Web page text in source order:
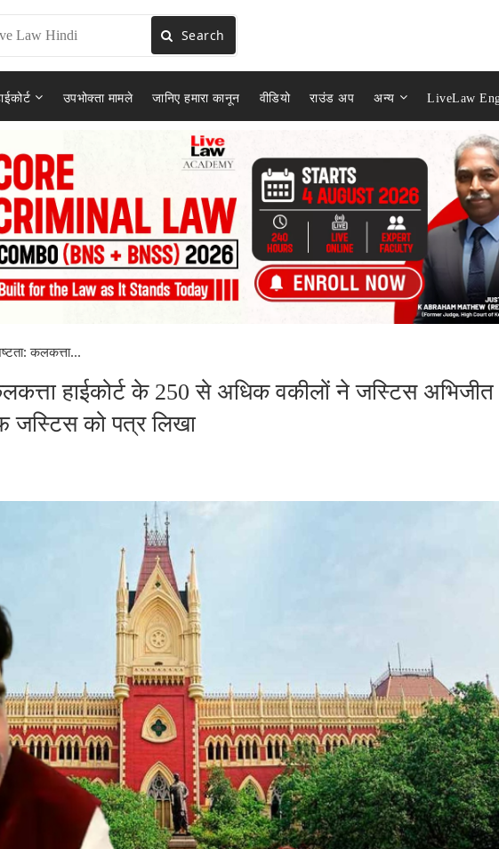
Search
उपभोक्ता मामले जानिए हमारा कानून वीडियो राउंड अप अन्य LiveLaw
कलकत्ता...
हाईकोर्ट के 250 से अधिक वकीलों ने जस्टिस अभिजीत
जस्टिस को पत्र लिखा